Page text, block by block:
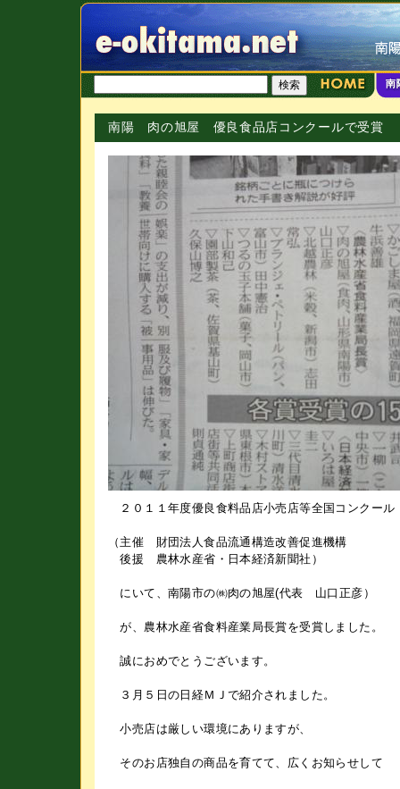
南陽 肉の旭屋 優良食品店コンクールで受賞
２０１１年度優良食料品店小売店等全国コンクール
（主催 財団法人食品流通構造改善促進機構
後援 農林水産省・日本経済新聞社）
にいて、南陽市の㈱肉の旭屋(代表 山口正彦）
が、農林水産省食料産業局長賞を受賞しました。
誠におめでとうございます。
３月５日の日経ＭＪで紹介されました。
小売店は厳しい環境にありますが、
そのお店独自の商品を育てて、広くお知らせして